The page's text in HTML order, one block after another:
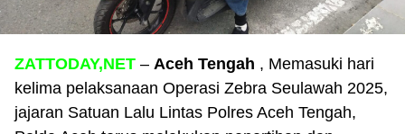
ZATTODAY,NET – Aceh Tengah , Memasuki hari
kelima pelaksanaan Operasi Zebra Seulawah 2025,
jajaran Satuan Lalu Lintas Polres Aceh Tengah,